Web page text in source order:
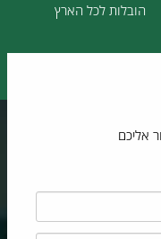
הובלות לכל הארץ
אליכם